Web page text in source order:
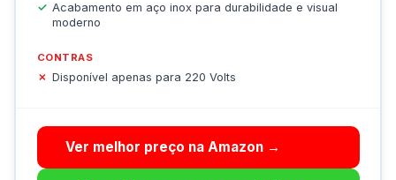
Acabamento em aço inox para durabilidade e visual
moderno
CONTRAS
Disponível apenas para 220 Volts
Ver melhor preço na Amazon →